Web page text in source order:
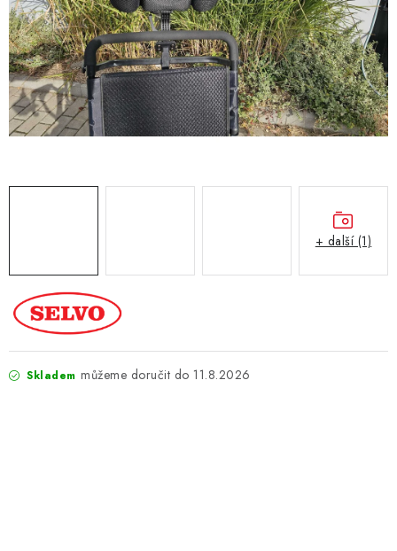
PRODEJNY
SLUŽBY
ZNAČKY
REKLAMACE ZAKOUPENÉHO ZBOŽÍ
Skladem 11.8.2026
+ další (1)